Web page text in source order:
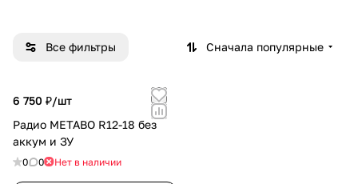
Все фильтры Сначала популярные
6 750 ₽/шт
Радио METABO R12-18 без
аккум и ЗУ
0 0 Нет в наличии